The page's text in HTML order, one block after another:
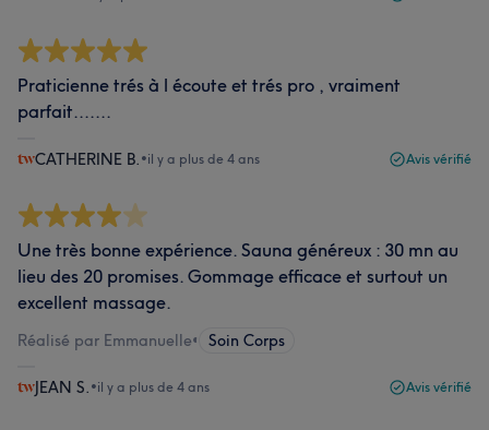
Praticienne trés à l écoute et trés pro , vraiment
parfait.......
CATHERINE B. •il y a plus de 4 ans Avis vérifié
Une très bonne expérience. Sauna généreux : 30 mn au
lieu des 20 promises. Gommage efficace et surtout un
excellent massage.
Réalisé par Emmanuelle• Soin Corps
JEAN S. •il y a plus de 4 ans Avis vérifié